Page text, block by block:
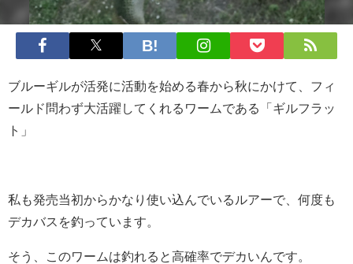
ブルーギルが活発に活動を始める春から秋にかけて、フィ
ールド問わず大活躍してくれるワームである「ギルフラッ
ト」
私も発売当初からかなり使い込んでいるルアーで、何度も
デカバスを釣っています。
そう、このワームは釣れると高確率でデカいんです。